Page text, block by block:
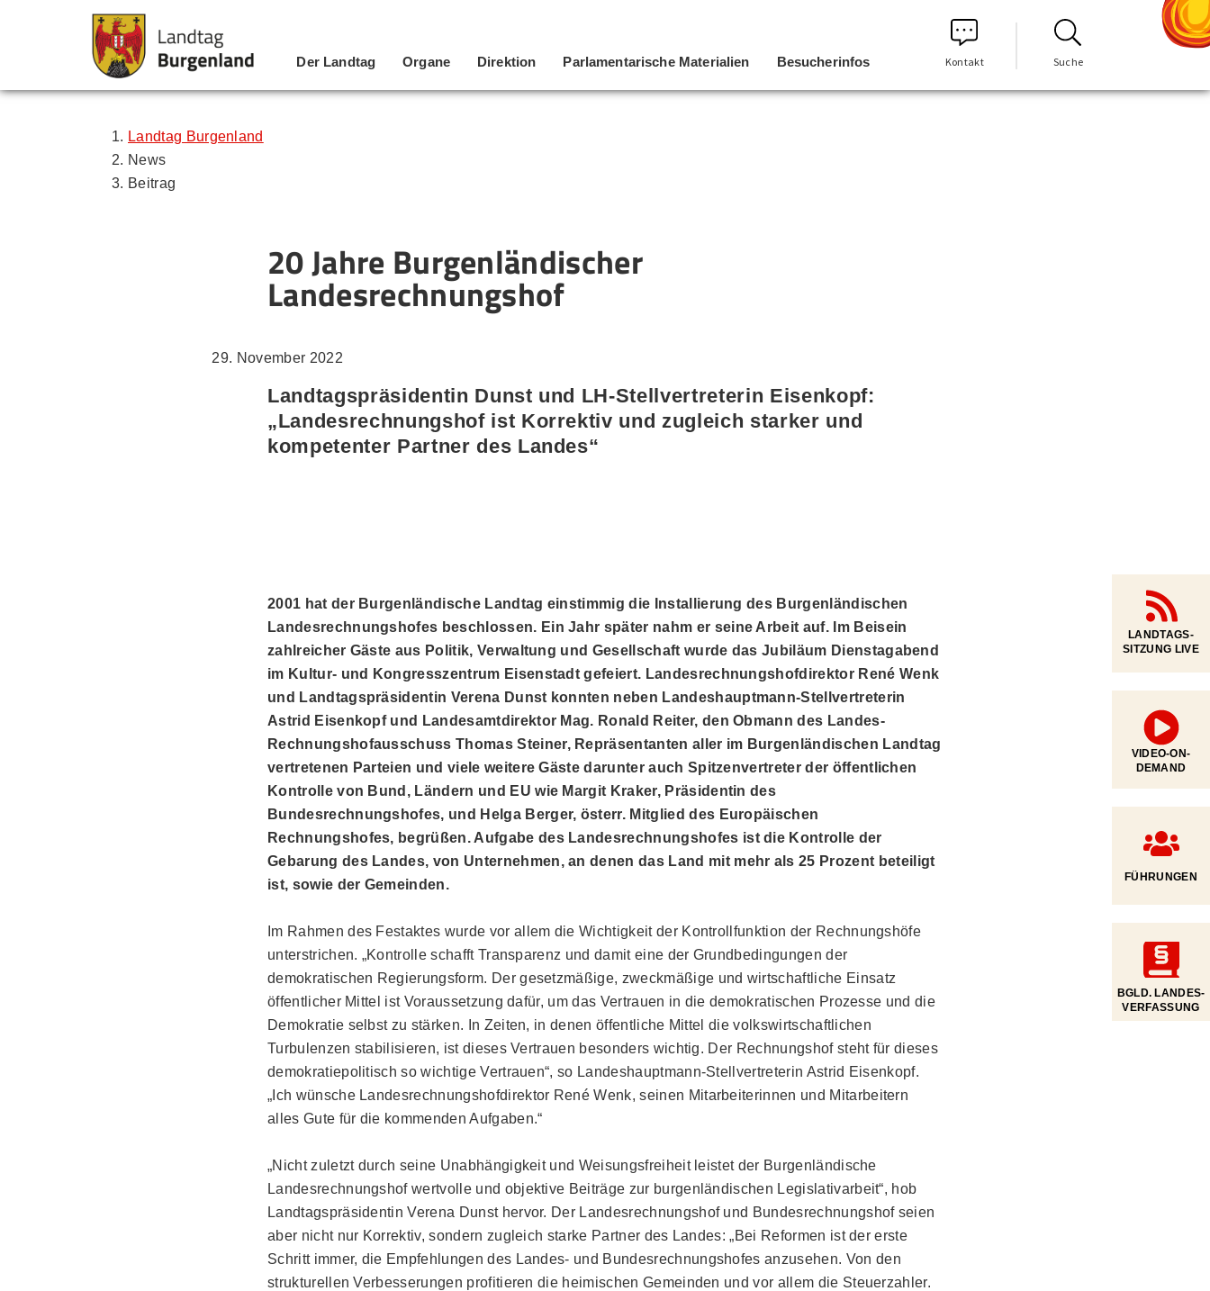
Zum Inhalt
Zum Menü
Zur Suche
Der Landtag Organe Direktion Parlamentarische Materialien Besucherinfos Kontakt Suche
Landtag Burgenland
News
Beitrag
20 Jahre Burgenländischer
Landesrechnungshof
29. November 2022
Landtagspräsidentin Dunst und LH-Stellvertreterin Eisenkopf:
„Landesrechnungshof ist Korrektiv und zugleich starker und
kompetenter Partner des Landes“
2001 hat der Burgenländische Landtag einstimmig die Installierung des Burgenländischen
Landesrechnungshofes beschlossen. Ein Jahr später nahm er seine Arbeit auf. Im Beisein
zahlreicher Gäste aus Politik, Verwaltung und Gesellschaft wurde das Jubiläum Dienstagabend
im Kultur- und Kongresszentrum Eisenstadt gefeiert. Landesrechnungshofdirektor René Wenk
und Landtagspräsidentin Verena Dunst konnten neben Landeshauptmann-Stellvertreterin
Astrid Eisenkopf und Landesamtdirektor Mag. Ronald Reiter, den Obmann des Landes-
Rechnungshofausschuss Thomas Steiner, Repräsentanten aller im Burgenländischen Landtag
vertretenen Parteien und viele weitere Gäste darunter auch Spitzenvertreter der öffentlichen
Kontrolle von Bund, Ländern und EU wie Margit Kraker, Präsidentin des
Bundesrechnungshofes, und Helga Berger, österr. Mitglied des Europäischen
Rechnungshofes, begrüßen. Aufgabe des Landesrechnungshofes ist die Kontrolle der
Gebarung des Landes, von Unternehmen, an denen das Land mit mehr als 25 Prozent beteiligt
ist, sowie der Gemeinden.
Im Rahmen des Festaktes wurde vor allem die Wichtigkeit der Kontrollfunktion der Rechnungshöfe
unterstrichen. „Kontrolle schafft Transparenz und damit eine der Grundbedingungen der
demokratischen Regierungsform. Der gesetzmäßige, zweckmäßige und wirtschaftliche Einsatz
öffentlicher Mittel ist Voraussetzung dafür, um das Vertrauen in die demokratischen Prozesse und die
Demokratie selbst zu stärken. In Zeiten, in denen öffentliche Mittel die volkswirtschaftlichen
Turbulenzen stabilisieren, ist dieses Vertrauen besonders wichtig. Der Rechnungshof steht für dieses
demokratiepolitisch so wichtige Vertrauen“, so Landeshauptmann-Stellvertreterin Astrid Eisenkopf.
„Ich wünsche Landesrechnungshofdirektor René Wenk, seinen Mitarbeiterinnen und Mitarbeitern
alles Gute für die kommenden Aufgaben.“
„Nicht zuletzt durch seine Unabhängigkeit und Weisungsfreiheit leistet der Burgenländische
Landesrechnungshof wertvolle und objektive Beiträge zur burgenländischen Legislativarbeit“, hob
Landtagspräsidentin Verena Dunst hervor. Der Landesrechnungshof und Bundesrechnungshof seien
aber nicht nur Korrektiv, sondern zugleich starke Partner des Landes: „Bei Reformen ist der erste
Schritt immer, die Empfehlungen des Landes- und Bundesrechnungshofes anzusehen. Von den
strukturellen Verbesserungen profitieren die heimischen Gemeinden und vor allem die Steuerzahler.
LANDTAGS-
SITZUNG LIVE
VIDEO-ON-
DEMAND
FÜHRUNGEN
BGLD. LANDES­
VERFASSUNG